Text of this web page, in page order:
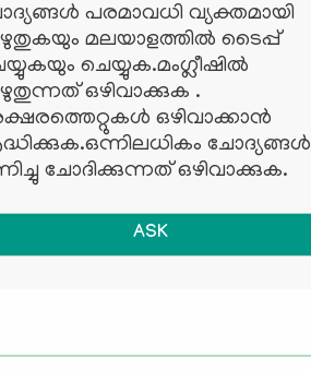
പരമാവധി വ്യക്തമായി
മലയാളത്തില്‍ ടൈപ്പ്
ചെയ്യുക.മംഗ്ലീഷില്‍
ഒഴിവാക്കുക .
ഒഴിവാക്കാന്‍
ചോദ്യങ്ങള്‍
ചോദിക്കുന്നത് ഒഴിവാക്കുക.
ASK